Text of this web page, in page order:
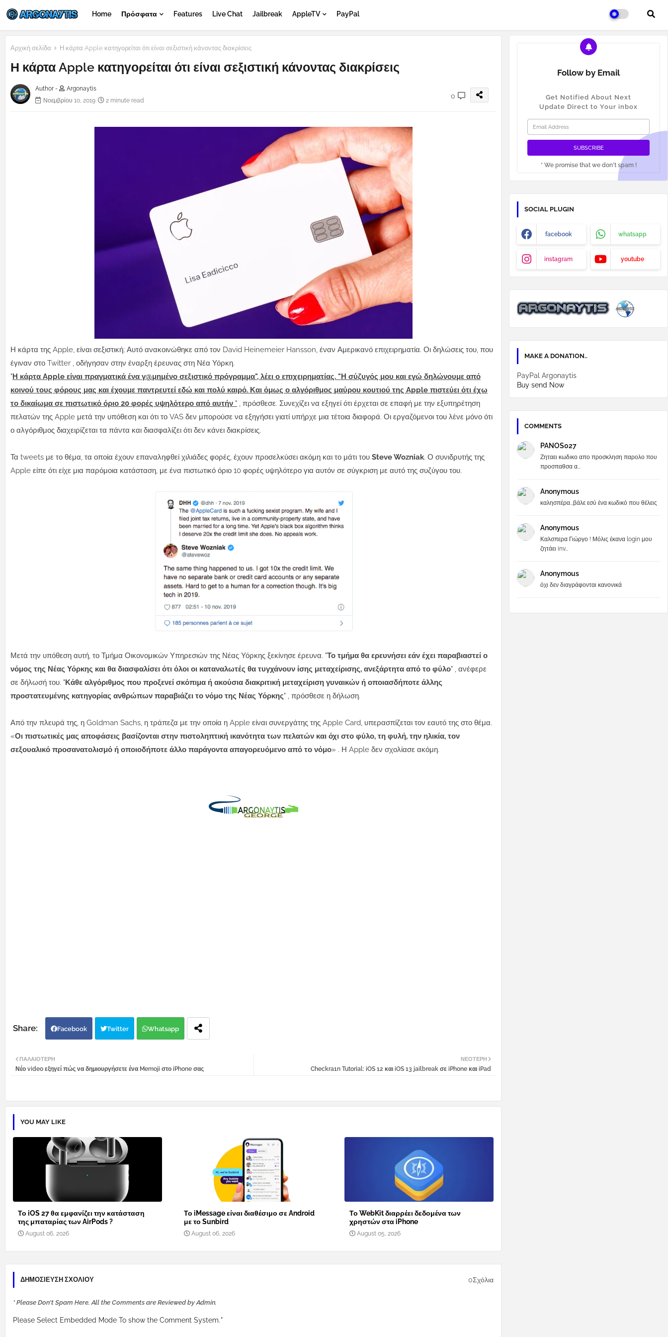
Home Πρόσφατα Features Live Chat Jailbreak AppleTV PayPal
Αρχική σελίδα Η κάρτα Apple κατηγορείται ότι είναι σεξιστική κάνοντας διακρίσεις
Η κάρτα Apple κατηγορείται ότι είναι σεξιστική κάνοντας διακρίσεις
Author -
Argonaytis
Νοεμβρίου 10, 2019
2 minute read
0
Η κάρτα της Apple, είναι σεξιστική; Αυτό ανακοινώθηκε από τον David Heinemeier Hansson, έναν Αμερικανό επιχειρηματία. Οι δηλώσεις του, που
έγιναν στο Twitter , οδήγησαν στην έναρξη έρευνας στη Νέα Υόρκη.
"Η κάρτα Apple είναι πραγματικά ένα γ@μημένο σεξιστικό πρόγραμμα", λέει ο επιχειρηματίας. "Η σύζυγός μου και εγώ δηλώνουμε από
κοινού τους φόρους μας και έχουμε παντρευτεί εδώ και πολύ καιρό. Και όμως ο αλγόριθμος μαύρου κουτιού της Apple πιστεύει ότι έχω
το δικαίωμα σε πιστωτικό όριο 20 φορές υψηλότερο από αυτήν " , πρόσθεσε. Συνεχίζει να εξηγεί ότι έρχεται σε επαφή με την εξυπηρέτηση
πελατών της Apple μετά την υπόθεση και ότι το VAS δεν μπορούσε να εξηγήσει γιατί υπήρχε μια τέτοια διαφορά. Οι εργαζόμενοι του λένε μόνο ότι
ο αλγόριθμος διαχειρίζεται τα πάντα και διασφαλίζει ότι δεν κάνει διακρίσεις.
Τα tweets με το θέμα, τα οποία έχουν επαναληφθεί χιλιάδες φορές, έχουν προσελκύσει ακόμη και το μάτι του Steve Wozniak. Ο συνιδρυτής της
Apple είπε ότι είχε μια παρόμοια κατάσταση, με ένα πιστωτικό όριο 10 φορές υψηλότερο για αυτόν σε σύγκριση με αυτό της συζύγου του.
Μετά την υπόθεση αυτή, το Τμήμα Οικονομικών Υπηρεσιών της Νέας Υόρκης ξεκίνησε έρευνα. "Το τμήμα θα ερευνήσει εάν έχει παραβιαστεί ο
νόμος της Νέας Υόρκης και θα διασφαλίσει ότι όλοι οι καταναλωτές θα τυγχάνουν ίσης μεταχείρισης, ανεξάρτητα από το φύλο" , ανέφερε
σε δήλωσή του. "Κάθε αλγόριθμος που προξενεί σκόπιμα ή ακούσια διακριτική μεταχείριση γυναικών ή οποιασδήποτε άλλης
προστατευμένης κατηγορίας ανθρώπων παραβιάζει το νόμο της Νέας Υόρκης" , πρόσθεσε η δήλωση.
Από την πλευρά της, η Goldman Sachs, η τράπεζα με την οποία η Apple είναι συνεργάτης της Apple Card, υπερασπίζεται τον εαυτό της στο θέμα.
«Οι πιστωτικές μας αποφάσεις βασίζονται στην πιστοληπτική ικανότητα των πελατών και όχι στο φύλο, τη φυλή, την ηλικία, τον
σεξουαλικό προσανατολισμό ή οποιοδήποτε άλλο παράγοντα απαγορευόμενο από το νόμο» . Η Apple δεν σχολίασε ακόμη.
Facebook Twitter Whatsapp
ΝΕΌΤΕΡΗ
Checkra1n Tutorial: iOS 12 και iOS 13 jailbreak σε iPhone και iPad
ΠΑΛΑΙΌΤΕΡΗ
Νέο video εξηγεί πώς να δημιουργήσετε ένα Memoji στο iPhone σας
YOU MAY LIKE
Το iOS 27 θα εμφανίζει την κατάσταση
της μπαταρίας των AirPods ?
August 06, 2026
Το iMessage είναι διαθέσιμο σε Android
με το Sunbird
August 06, 2026
Το WebKit διαρρέει δεδομένα των
χρηστών στα iPhone
August 05, 2026
ΔΗΜΟΣΊΕΥΣΗ ΣΧΟΛΊΟΥ 0Σχόλια
* Please Don't Spam Here. All the Comments are Reviewed by Admin.
Please Select Embedded Mode To show the Comment System.*
Follow by Email
Get Notified About Next
Update Direct to Your inbox
* We promise that we don't spam !
SOCIAL PLUGIN
facebook whatsapp
instagram youtube
MAKE A DONATION..
PayPal Argonaytis
Buy send Now
COMMENTS
PANOS027
Ζηταει κωδικο απο προσκληση παρολο που
προσπαθσα α...
Anonymous
καλησπέρα...βάλε εσύ ένα κωδικό που θέλεις
Anonymous
Καλσπερα Γιώργο ! Μόλις έκανα login μου
ζητάει inv...
Anonymous
όχι δεν διαγράφονται κανονικά